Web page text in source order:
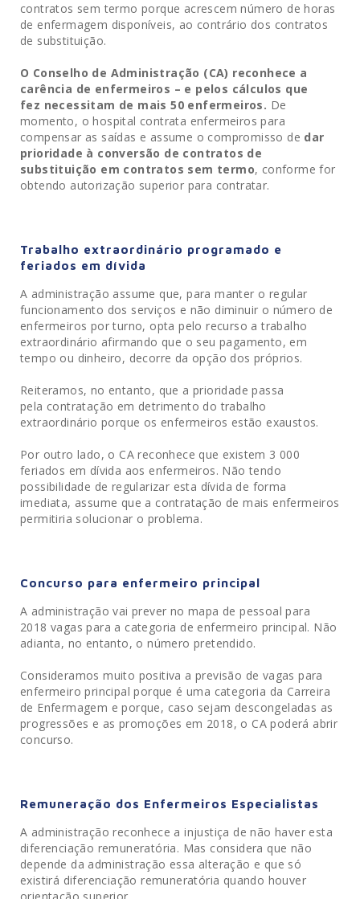
contratos sem termo porque acrescem número de horas
de enfermagem disponíveis, ao contrário dos contratos
de substituição.
O Conselho de Administração (CA) reconhece a
carência de enfermeiros – e pelos cálculos que
fez necessitam de mais 50 enfermeiros. De
momento, o hospital contrata enfermeiros para
compensar as saídas e assume o compromisso de dar
prioridade à conversão de contratos de
substituição em contratos sem termo, conforme for
obtendo autorização superior para contratar.
Trabalho extraordinário programado e
feriados em dívida
A administração assume que, para manter o regular
funcionamento dos serviços e não diminuir o número de
enfermeiros por turno, opta pelo recurso a trabalho
extraordinário afirmando que o seu pagamento, em
tempo ou dinheiro, decorre da opção dos próprios.
Reiteramos, no entanto, que a prioridade passa
pela contratação em detrimento do trabalho
extraordinário porque os enfermeiros estão exaustos.
Por outro lado, o CA reconhece que existem 3 000
feriados em dívida aos enfermeiros. Não tendo
possibilidade de regularizar esta dívida de forma
imediata, assume que a contratação de mais enfermeiros
permitiria solucionar o problema.
Concurso para enfermeiro principal
A administração vai prever no mapa de pessoal para
2018 vagas para a categoria de enfermeiro principal. Não
adianta, no entanto, o número pretendido.
Consideramos muito positiva a previsão de vagas para
enfermeiro principal porque é uma categoria da Carreira
de Enfermagem e porque, caso sejam descongeladas as
progressões e as promoções em 2018, o CA poderá abrir
concurso.
Remuneração dos Enfermeiros Especialistas
A administração reconhece a injustiça de não haver esta
diferenciação remuneratória. Mas considera que não
depende da administração essa alteração e que só
existirá diferenciação remuneratória quando houver